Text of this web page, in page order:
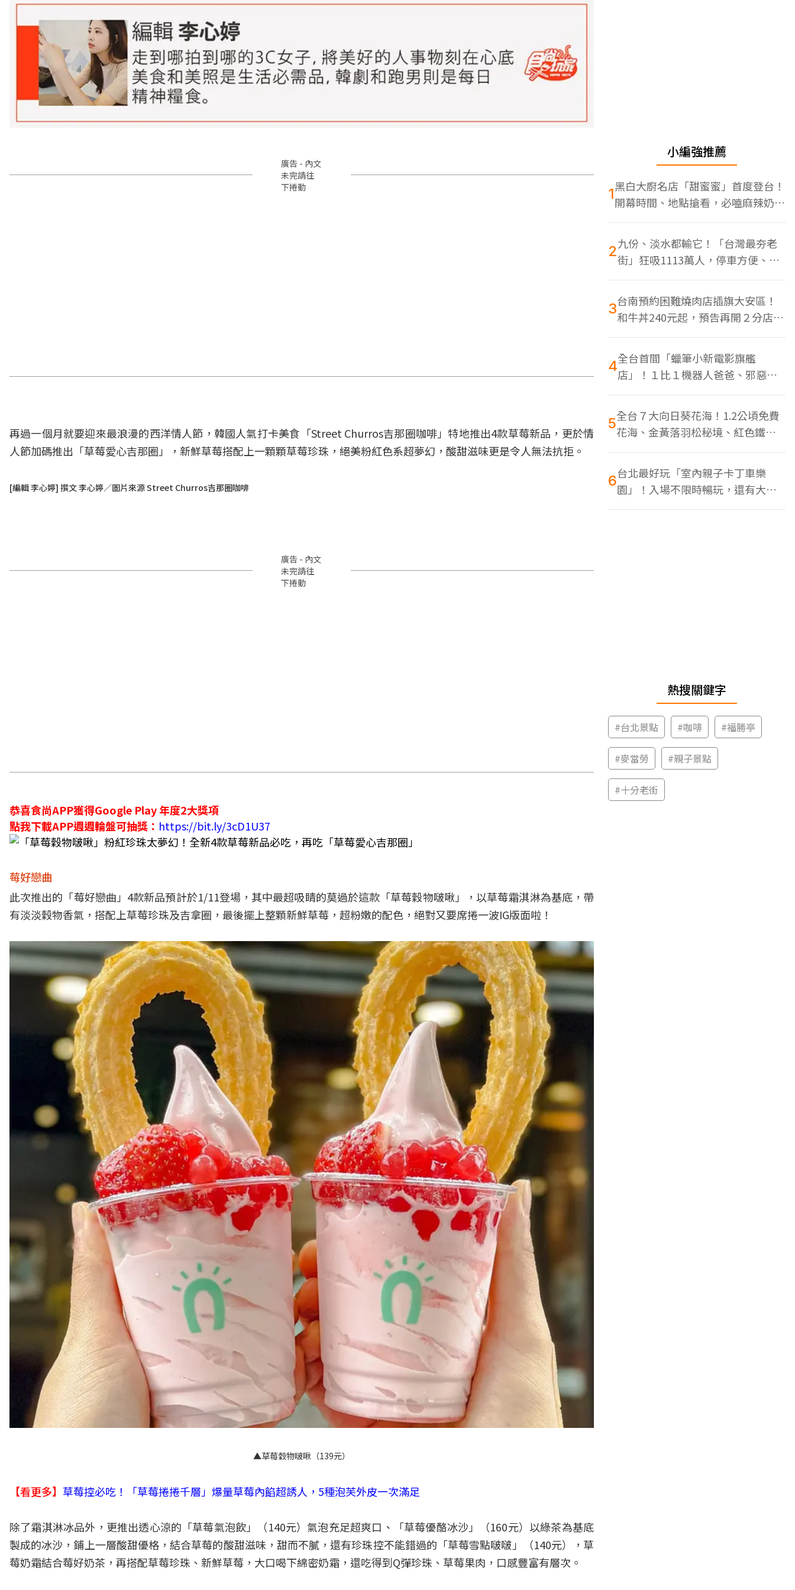
廣告 - 內文
未完請往
下捲動
再過一個月就要迎來最浪漫的西洋情人節，韓國人氣打卡美食「Street Churros吉那圈咖啡」特地推出4款草莓新品，更於情
人節加碼推出「草莓愛心吉那圈」，新鮮草莓搭配上一顆顆草莓珍珠，絕美粉紅色系超夢幻，酸甜滋味更是令人無法抗拒。
[編輯 李心婷] 撰文 李心婷／圖片來源 Street Churros吉那圈咖啡
廣告 - 內文
未完請往
下捲動
恭喜食尚APP獲得Google Play 年度2大獎項
點我下載APP週週輪盤可抽獎： https://bit.ly/3cD1U37
莓好戀曲
此次推出的「莓好戀曲」4款新品預計於1/11登場，其中最超吸睛的莫過於這款「草莓穀物啵啾」，以草莓霜淇淋為基底，帶
有淡淡穀物香氣，搭配上草莓珍珠及吉拿圈，最後擺上整顆新鮮草莓，超粉嫩的配色，絕對又要席捲一波IG版面啦！
▲草莓穀物啵啾（139元）
【看更多】 草莓控必吃！「草莓捲捲千層」爆量草莓內餡超誘人，5種泡芙外皮一次滿足
除了霜淇淋冰品外，更推出透心涼的「草莓氣泡飲」（140元）氣泡充足超爽口、「草莓優酪冰沙」（160元）以綠茶為基底
製成的冰沙，鋪上一層酸甜優格，結合草莓的酸甜滋味，甜而不膩，還有珍珠控不能錯過的「草莓雪點啵啵」（140元），草
莓奶霜結合莓好奶茶，再搭配草莓珍珠、新鮮草莓，大口喝下綿密奶霜，還吃得到Q彈珍珠、草莓果肉，口感豐富有層次。
小編強推薦
1黑白大廚名店「甜蜜蜜」首度登台！
開幕時間、地點搶看，必嗑麻辣奶油
蝦
2九份、淡水都輸它！「台灣最夯老
街」狂吸1113萬人，停車方便、特
色美食多
3台南預約困難燒肉店插旗大安區！
和牛丼240元起，預告再開２分店、
地點曝光
4全台首間「蠟筆小新電影旗艦
店」！１比１機器人爸爸、邪惡正
男，百款周邊買翻
5全台７大向日葵花海！1.2公頃免費
花海、金黃落羽松秘境、紅色鐵橋
同框
6台北最好玩「室內親子卡丁車樂
園」！入場不限時暢玩，還有大螢
幕Switch遊戲區
熱搜關鍵字
#台北景點 #咖啡 #福勝亭
#麥當勞 #親子景點
#十分老街